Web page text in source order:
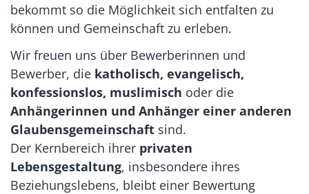
bekommt so die Möglichkeit sich entfalten zu
können und Gemeinschaft zu erleben.
Wir freuen uns über Bewerberinnen und
Bewerber, die katholisch, evangelisch,
konfessionslos, muslimisch oder die
Anhängerinnen und Anhänger einer anderen
Glaubensgemeinschaft sind.
Der Kernbereich ihrer privaten
Lebensgestaltung, insbesondere ihres
Beziehungslebens, bleibt einer Bewertung